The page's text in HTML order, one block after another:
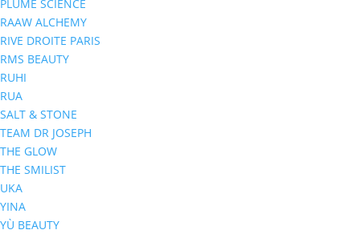
PLUME SCIENCE
RAAW ALCHEMY
RIVE DROITE PARIS
RMS BEAUTY
RUHI
RUA
SALT & STONE
TEAM DR JOSEPH
THE GLOW
THE SMILIST
UKA
YINA
YÙ BEAUTY